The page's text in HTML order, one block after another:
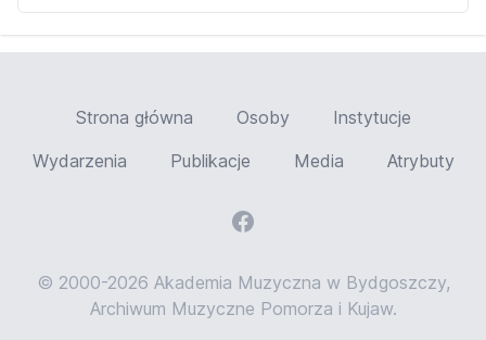
Strona główna Osoby
Instytucje
Wydarzenia
Publikacje Media Atrybuty
© 2000-2026 Akademia Muzyczna w Bydgoszczy,
Archiwum Muzyczne Pomorza i Kujaw.